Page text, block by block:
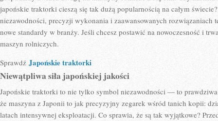
ROLNIKA
japońskie traktorki cieszą się tak dużą popularnością na całym
niezawodności, precyzji wykonania i zaawansowanych rozwiązaniach
nowe standardy w branży. Jeśli chcesz postawić na nowoczesność i
maszyn rolniczych.
Sprawdź Japońskie traktorki
Niewątpliwa siła japońskiej jakości
Japońskie traktorki to nie tylko symbol niezawodności — to
że maszyna z Japonii to jak precyzyjny zegarek wśród tanich kopii:
latach intensywnej eksploatacji. Co sprawia, że są tak wyjątkowe?